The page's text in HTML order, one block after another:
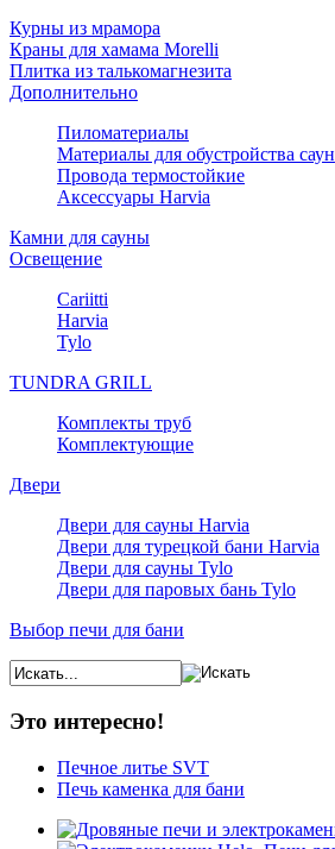
Курны из мрамора
Краны для хамама Morelli
Плитка из талькомагнезита
Дополнительно
Пиломатериалы
Материалы для обустройства саун
Провода термостойкие
Аксессуары Harvia
Камни для сауны
Освещение
Cariitti
Harvia
Tylo
TUNDRA GRILL
Комплекты труб
Комплектующие
Двери
Двери для сауны Harvia
Двери для турецкой бани Harvia
Двери для сауны Tylo
Двери для паровых бань Tylo
Выбор печи для бани
Это интересно!
Печное литье SVT
Печь каменка для бани